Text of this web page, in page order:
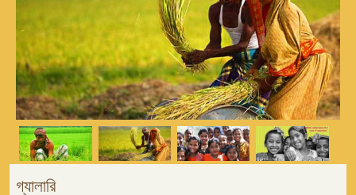
গ্যালারি